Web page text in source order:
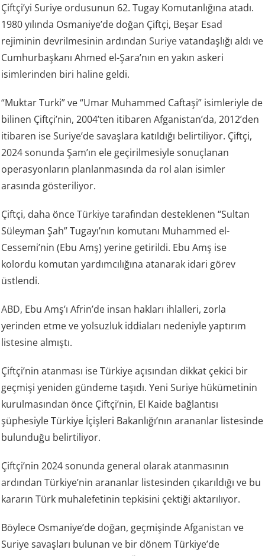
Çiftçi’yi Suriye ordusunun 62. Tugay Komutanlığına atadı.
1980 yılında Osmaniye’de doğan Çiftçi, Beşar Esad
rejiminin devrilmesinin ardındanSuriyevatandaşlığı aldı ve
Cumhurbaşkanı Ahmed el-Şara’nın en yakın askeri
isimlerinden biri haline geldi.
“Muktar Turki” ve “Umar Muhammed Caftaşi” isimleriyle de
bilinen Çiftçi’nin, 2004’ten itibaren Afganistan’da, 2012’den
itibaren ise Suriye’de savaşlara katıldığı belirtiliyor. Çiftçi,
2024 sonunda Şam’ın ele geçirilmesiyle sonuçlanan
operasyonların planlanmasında da rol alan isimler
arasında gösteriliyor.
Çiftçi, daha önceTürkiyetarafından desteklenen “Sultan
Süleyman Şah” Tugayı’nın komutanı Muhammed el-
Cessemi’nin (Ebu Amş) yerine getirildi. Ebu Amş ise
kolordu komutan yardımcılığına atanarak idari görev
üstlendi.
ABD, Ebu Amş’ı Afrin’de insan hakları ihlalleri, zorla
yerinden etme ve yolsuzluk iddiaları nedeniyle yaptırım
listesine almıştı.
Çiftçi’nin atanması ise Türkiye açısından dikkat çekici bir
geçmişi yeniden gündeme taşıdı. Yeni Suriye hükümetinin
kurulmasından önce Çiftçi’nin, El Kaide bağlantısı
şüphesiyle Türkiye İçişleri Bakanlığı’nın arananlar listesinde
bulunduğu belirtiliyor.
Çiftçi’nin 2024 sonunda general olarak atanmasının
ardından Türkiye’nin arananlar listesinden çıkarıldığı ve bu
kararın Türk muhalefetinin tepkisini çektiği aktarılıyor.
Böylece Osmaniye’de doğan, geçmişindeAfganistan ve
Suriye savaşları bulunan ve bir dönem Türkiye’de